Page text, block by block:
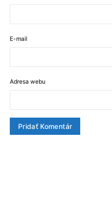
E-mail
Adresa webu